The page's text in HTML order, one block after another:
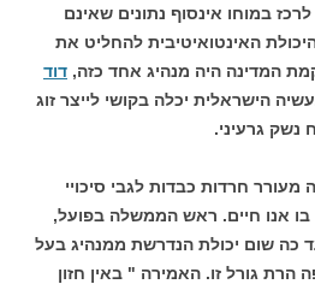
במוחו אינסוף נתונים שאינם
היכולת האינטואיטיבית להחליט את
המדינה היה מנהיג אחד כזה, דוד
הישראלית יכלה בקושי לייצר זוג
נשק גרעיני.
חרדות כבדות לגבי סיכויי
בו אנו חיים. ראש הממשלה בפועל,
כה שום יכולת הנדרשת ממנהיג בעל
הרת גורל זו. האמירה " באין חזון